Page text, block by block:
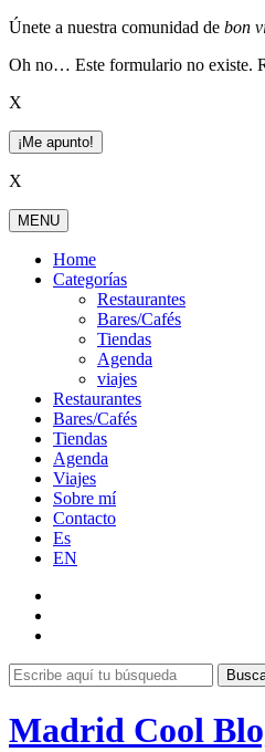
Skip
content
Únete a nuestra comunidad de bon
Oh no… Este formulario no existe.
X
¡Me apunto!
X
MENU
Home
Categorías
Restaurantes
Bares/Cafés
Tiendas
Agenda
viajes
Restaurantes
Bares/Cafés
Tiendas
Agenda
Viajes
Sobre mí
Contacto
Es
EN
Madrid Cool